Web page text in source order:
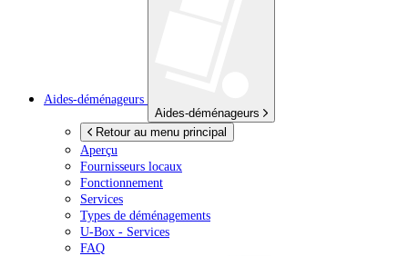
Aides-déménageurs
Aides-déménageurs
Retour au menu principal
Aperçu
Fournisseurs locaux
Fonctionnement
Services
Types de déménagements
U-Box - Services
FAQ